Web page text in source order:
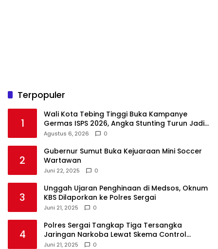
Terpopuler
1
Wali Kota Tebing Tinggi Buka Kampanye
Germas ISPS 2026, Angka Stunting Turun Jadi
1,5 Persen
Agustus 6, 2026 0
2
Gubernur Sumut Buka Kejuaraan Mini Soccer
Wartawan
Juni 22, 2025 0
3
Unggah Ujaran Penghinaan di Medsos, Oknum
KBS Dilaporkan ke Polres Sergai
Juni 21, 2025 0
4
Polres Sergai Tangkap Tiga Tersangka
Jaringan Narkoba Lewat Skema Control
Delivery
Juni 21, 2025 0